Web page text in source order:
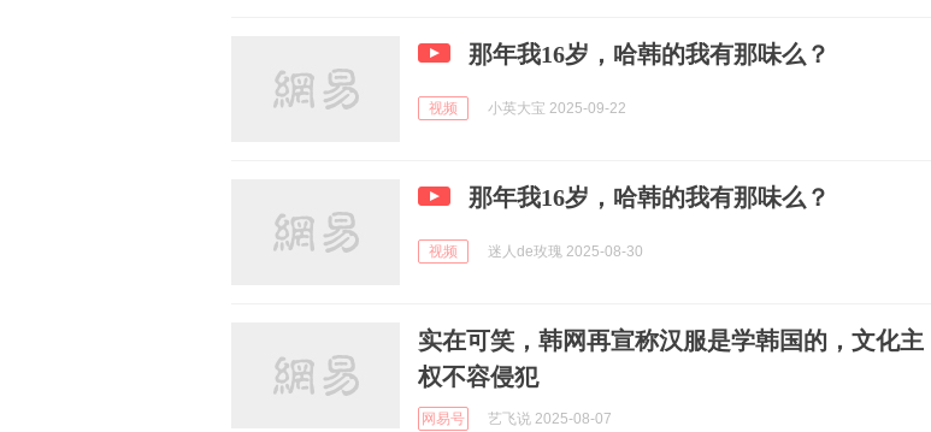
那年我16岁，哈韩的我有那味么？
视频 小英大宝 2025-09-22
那年我16岁，哈韩的我有那味么？
视频 迷人de玫瑰 2025-08-30
实在可笑，韩网再宣称汉服是学韩国的，文化主
权不容侵犯
网易号 艺飞说 2025-08-07